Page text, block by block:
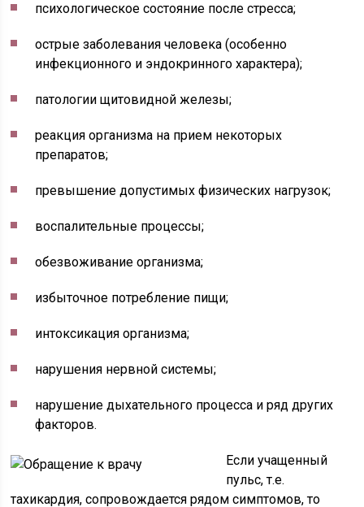
психологическое состояние после стресса;
острые заболевания человека (особенно
инфекционного и эндокринного характера);
патологии щитовидной железы;
реакция организма на прием некоторых
препаратов;
превышение допустимых физических нагрузок;
воспалительные процессы;
обезвоживание организма;
избыточное потребление пищи;
интоксикация организма;
нарушения нервной системы;
нарушение дыхательного процесса и ряд других
факторов.
Если учащенный
пульс, т.е.
тахикардия, сопровождается рядом симптомов, то